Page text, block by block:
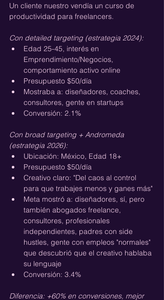
Un cliente nuestro vendía un curso de
productividad para freelancers.
Con detailed targeting (estrategia 2024):
Edad 25-45, interés en
Emprendimiento/Negocios,
comportamiento activo online
Presupuesto $50/día
Mostraba a: diseñadores, coaches,
consultores, gente en startups
Conversión: 2.1%
Con broad targeting + Andromeda
(estrategia 2026):
Ubicación: México, Edad 18+
Presupuesto $50/día
Creativo claro: "Del caos al control
para que trabajes menos y ganes más"
Meta mostró a: diseñadores, sí, pero
también abogados freelance,
consultores, profesionales
independientes, padres con side
hustles, gente con empleos "normales"
que descubrió que el creativo hablaba
su lenguaje
Conversión: 3.4%
Diferencia: +60% en conversiones, mejor